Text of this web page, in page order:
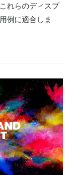
れらのディスプ
例に適合しま